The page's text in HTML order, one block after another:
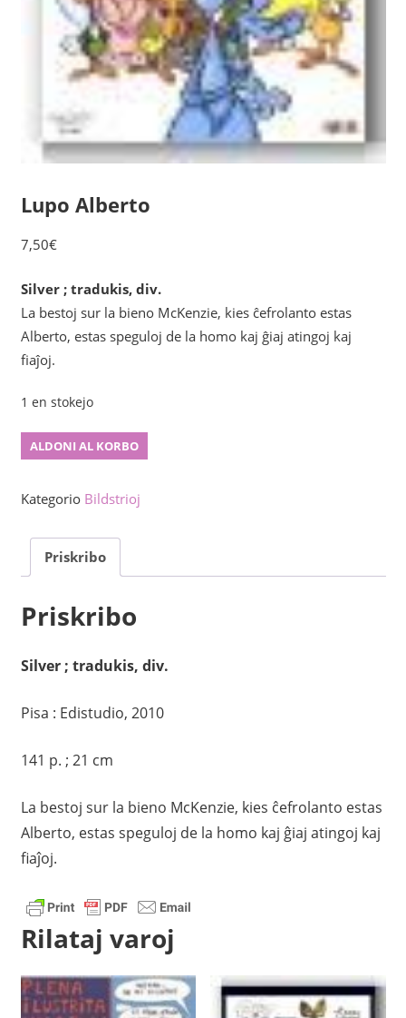
Lupo Alberto
7,50€
Silver ; tradukis, div.
La bestoj sur la bieno McKenzie, kies ĉefrolanto estas
Alberto, estas speguloj de la homo kaj ĝiaj atingoj kaj
fiaĵoj.
1 en stokejo
Lupo
kvanto
ALDONI AL KORBO
Kategorio Bildstrioj
Priskribo
Priskribo
Silver ; tradukis, div.
Pisa : Edistudio, 2010
141 p. ; 21 cm
La bestoj sur la bieno McKenzie, kies ĉefrolanto estas
Alberto, estas speguloj de la homo kaj ĝiaj atingoj kaj
fiaĵoj.
Rilataj varoj